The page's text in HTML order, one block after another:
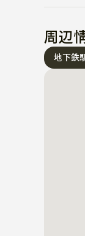
周辺
地下鉄